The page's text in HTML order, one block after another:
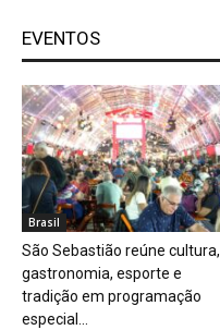
EVENTOS
Brasil
São Sebastião reúne cultura,
gastronomia, esporte e
tradição em programação
especial...